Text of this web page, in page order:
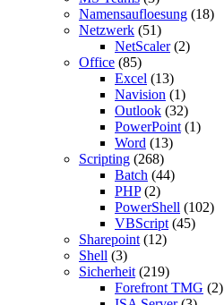
Namensaufloesung (18)
Netzwerk (51)
NetScaler(2)
Office (85)
Excel (13)
Navision (1)
Outlook (32)
PowerPoint (1)
Word (13)
Scripting (268)
Batch (44)
PHP(2)
PowerShell (102)
VBScript (45)
Sharepoint (12)
Shell (3)
Sicherheit (219)
Forefront TMG (2)